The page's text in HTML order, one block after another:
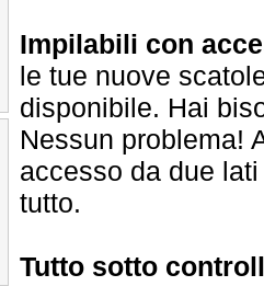
Impilabili con
le tue nuove
disponibile. Hai
Nessun problema!
accesso da due
tutto.
Tutto sotto